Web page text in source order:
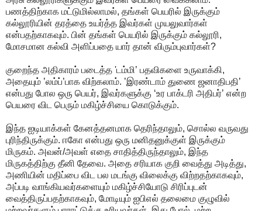
பணத்திற்காக மட்டுமில்லாமல், தங்கள் பெயரில் இருக்கும்
கல்லூரியின் தரத்தை உயர்த்த இவர்கள் முயலுவார்கள்
என்பதற்காகவும். பின் தங்கள் பெயரில் இருக்கும் கல்லூரி,
மோசமான கல்வி அளிப்பதை யார் தான் விரும்புவார்கள்?
குறைந்த அதிகாரம் படைத்த 'டம்மி’ பதவிகளை உருவாக்கி,
அதையும் ’லம்ப்’பாக விற்கலாம். ’இரண்டாம் துணை ஜனாதிபதி’
என்பது போல ஒரு பெயர், இவர்களுக்கு ‘உர பாக்டரி அதிபர்’ என்ற
பெயரை விட பெரும் மகிழ்ச்சியை கொடுக்கும்.
இந்த ஐடியாக்கள் கேனத்தனமாக தெரிந்தாலும், சொல்ல வருவது
புரிந்திருக்கும். ஈகோ என்பது ஒரு மனிதனுக்குள் இருக்கும்
மிருகம். அவன்/அவள் எதை சாதித்திருந்தாலும், இந்த
மிருகத்திற்கு தீனி தேவை. அதை சரியாக குறி வைத்து அடித்து,
அணியின் மதிப்பை விட பல மடங்கு விலைக்கு விற்றதற்காகவும்,
அப்படி வாங்கியவர்களையும் மகிழ்ச்சியோடு சிரிப்புடன்
வைத்திருப்பதற்காகவும், மோடியும் ஐபிஎல் தலைமை குழுவில்